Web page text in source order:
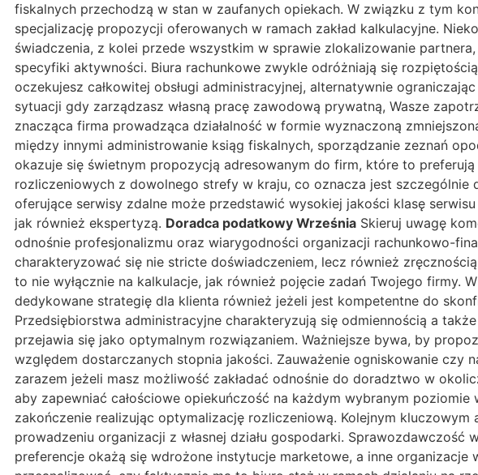
fiskalnych przechodzą w stan w zaufanych opiekach. W związku z tym
specjalizację propozycji oferowanych w ramach zakład kalkulacyjne.
świadczenia, z kolei przede wszystkim w sprawie zlokalizowanie
specyfiki aktywności. Biura rachunkowe zwykle odróżniają się
oczekujesz całkowitej obsługi administracyjnej, alternatywnie
sytuacji gdy zarządzasz własną pracę zawodową prywatną, Wasze
znacząca firma prowadząca działalność w formie wyznaczoną
między innymi administrowanie ksiąg fiskalnych, sporządzanie zeznań
okazuje się świetnym propozycją adresowanym do firm, które to
rozliczeniowych z dowolnego strefy w kraju, co oznacza jest
oferujące serwisy zdalne może przedstawić wysokiej jakości klasę
jak również ekspertyzą. Doradca podatkowy Września Skieruj uwagę
odnośnie profesjonalizmu oraz wiarygodności organizacji rachunkowo-
charakteryzować się nie stricte doświadczeniem, lecz również
to nie wyłącznie na kalkulacje, jak również pojęcie zadań Twojego
dedykowane strategię dla klienta również jeżeli jest kompetentne do
Przedsiębiorstwa administracyjne charakteryzują się odmiennością a
przejawia się jako optymalnym rozwiązaniem. Ważniejsze bywa, by
względem dostarczanych stopnia jakości. Zauważenie ogniskowanie czy
zarazem jeżeli masz możliwość zakładać odnośnie do doradztwo w
aby zapewniać całościowe opiekuńczość na każdym wybranym
zakończenie realizując optymalizację rozliczeniową. Kolejnym
prowadzeniu organizacji z własnej działu gospodarki.
preferencje okażą się wdrożone instytucje marketowe, a inne